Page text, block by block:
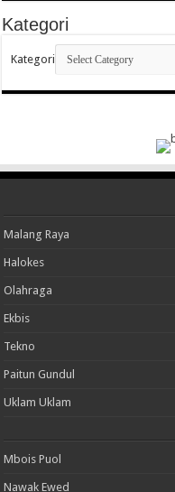
Kategori
Kategori
Malang Raya
Halokes
Olahraga
Ekbis
Tekno
Paitun Gundul
Uklam Uklam
Mbois Puol
Nawak Ewed